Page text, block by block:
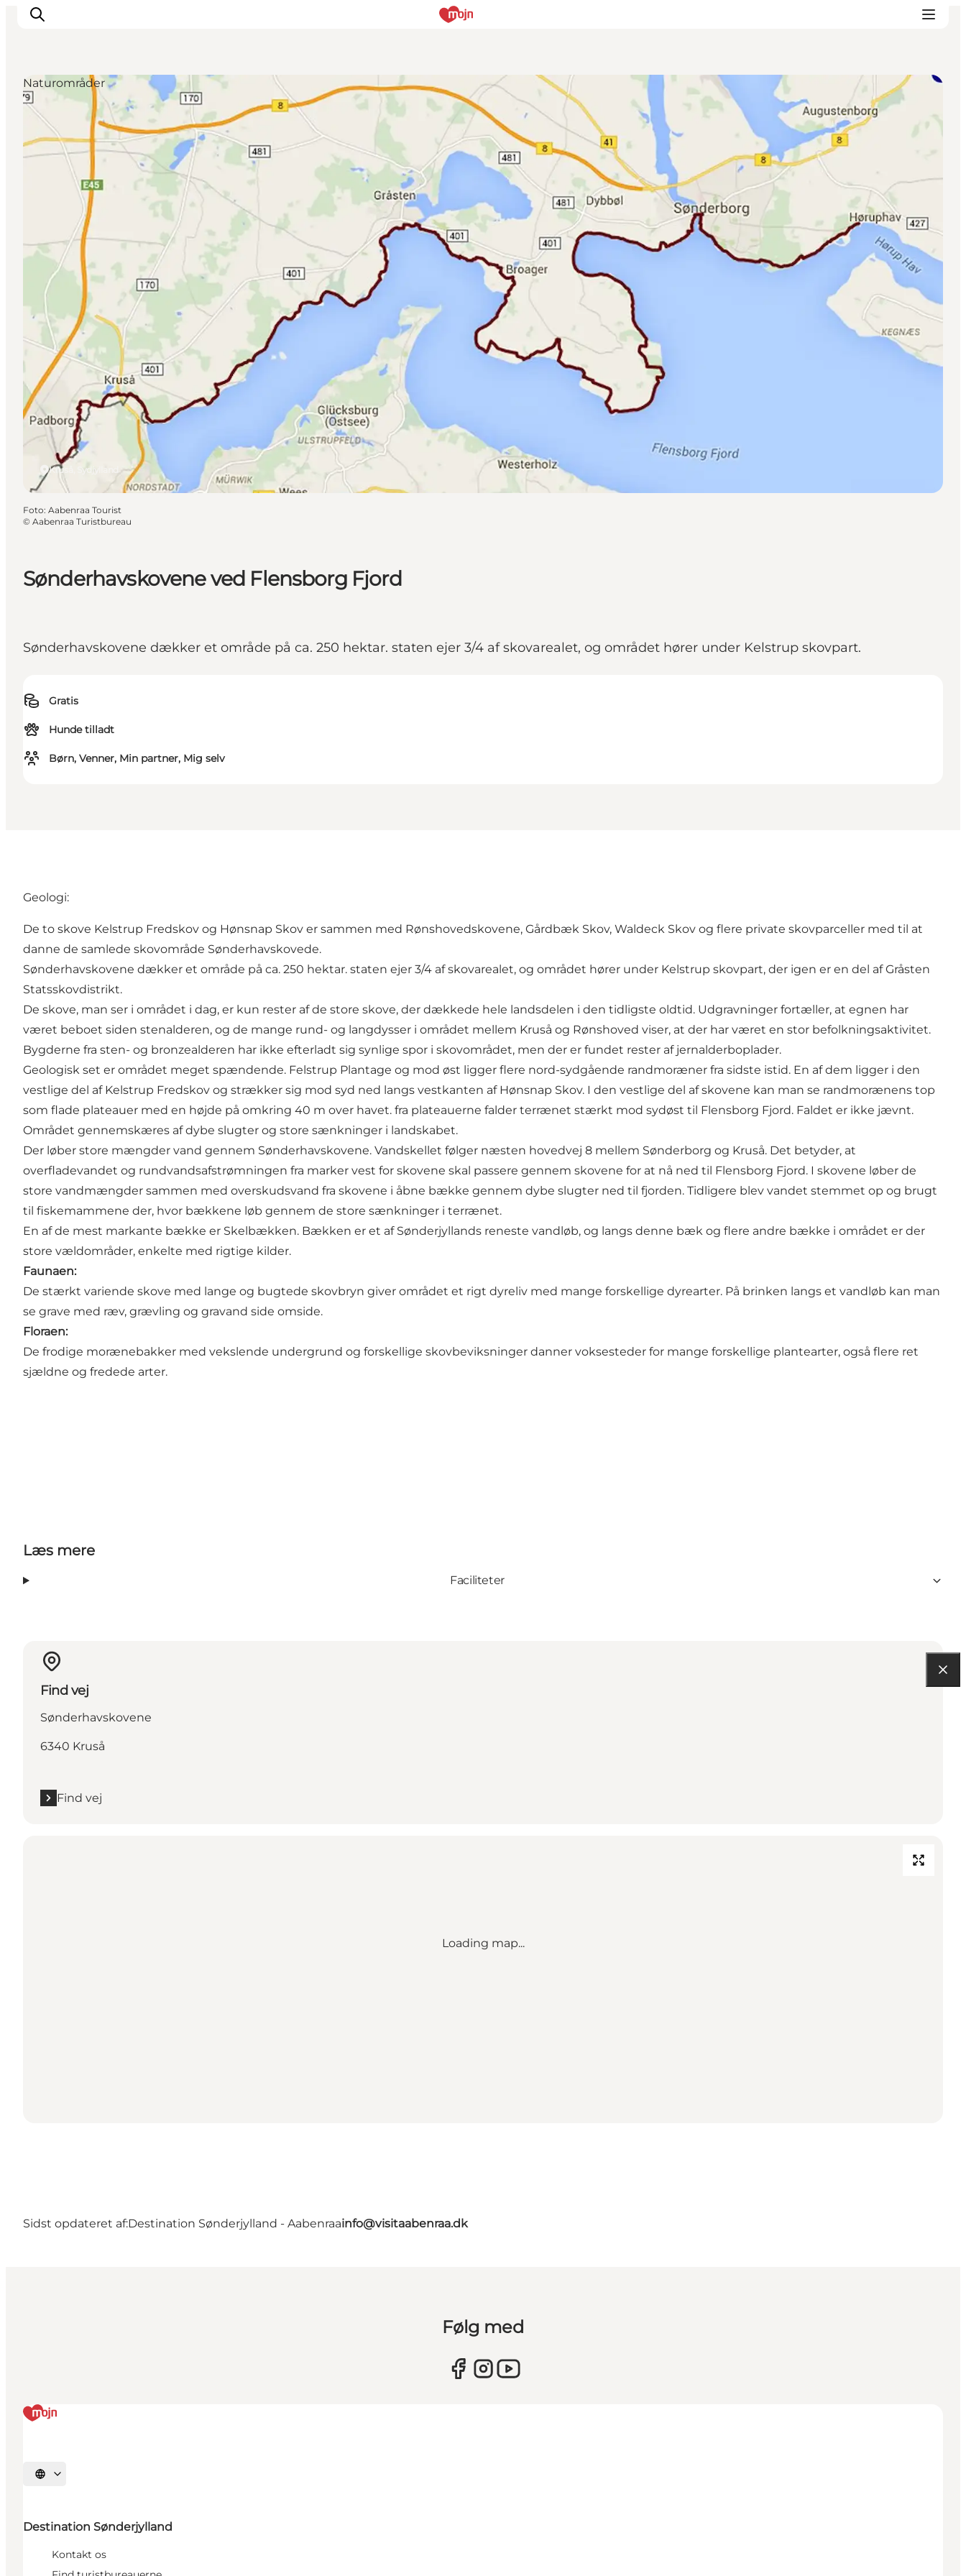
Oplevelser
Byer & Steder
Det sker
Overnatning
Planlæg din ferie
Booking
Sønderhavskovene ved Flensborg Fjord
Sønderhavskovene dækker et område på ca. 250 hektar. staten ejer 3/4 af skovarealet, og området hører under Kelstrup skovpart.
Gratis
Hunde tilladt
Børn, Venner, Min partner, Mig selv
Kruså, Sydjylland
Naturområder
Foto: Aabenraa Tourist
© Aabenraa Turistbureau
Geologi:
De to skove Kelstrup Fredskov og Hønsnap Skov er sammen med Rønshovedskovene, Gårdbæk Skov, Waldeck Skov og flere private skovparceller med til at
danne de samlede skovområde Sønderhavskovede.
Sønderhavskovene dækker et område på ca. 250 hektar. staten ejer 3/4 af skovarealet, og området hører under Kelstrup skovpart, der igen er en del af Gråsten
Statsskovdistrikt.
De skove, man ser i området i dag, er kun rester af de store skove, der dækkede hele landsdelen i den tidligste oldtid. Udgravninger fortæller, at egnen har
været beboet siden stenalderen, og de mange rund- og langdysser i området mellem Kruså og Rønshoved viser, at der har været en stor befolkningsaktivitet.
Bygderne fra sten- og bronzealderen har ikke efterladt sig synlige spor i skovområdet, men der er fundet rester af jernalderboplader.
Geologisk set er området meget spændende. Felstrup Plantage og mod øst ligger flere nord-sydgående randmoræner fra sidste istid. En af dem ligger i den
vestlige del af Kelstrup Fredskov og strækker sig mod syd ned langs vestkanten af Hønsnap Skov. I den vestlige del af skovene kan man se randmorænens top
som flade plateauer med en højde på omkring 40 m over havet. fra plateauerne falder terrænet stærkt mod sydøst til Flensborg Fjord. Faldet er ikke jævnt.
Området gennemskæres af dybe slugter og store sænkninger i landskabet.
Der løber store mængder vand gennem Sønderhavskovene. Vandskellet følger næsten hovedvej 8 mellem Sønderborg og Kruså. Det betyder, at
overfladevandet og rundvandsafstrømningen fra marker vest for skovene skal passere gennem skovene for at nå ned til Flensborg Fjord. I skovene løber de
store vandmængder sammen med overskudsvand fra skovene i åbne bække gennem dybe slugter ned til fjorden. Tidligere blev vandet stemmet op og brugt
til fiskemammene der, hvor bækkene løb gennem de store sænkninger i terrænet.
En af de mest markante bække er Skelbækken. Bækken er et af Sønderjyllands reneste vandløb, og langs denne bæk og flere andre bække i området er der
store vældområder, enkelte med rigtige kilder.
Faunaen:
De stærkt variende skove med lange og bugtede skovbryn giver området et rigt dyreliv med mange forskellige dyrearter. På brinken langs et vandløb kan man
se grave med ræv, grævling og gravand side omside.
Floraen:
De frodige morænebakker med vekslende undergrund og forskellige skovbeviksninger danner voksesteder for mange forskellige plantearter, også flere ret
sjældne og fredede arter.
Læs mere
Faciliteter
Find vej
Sønderhavskovene
6340 Kruså
Find vej
Loading map...
Sidst opdateret af:Destination Sønderjylland - Aabenraainfo@visitaabenraa.dk
Følg med
Vælg sprog
Destination Sønderjylland
Kontakt os